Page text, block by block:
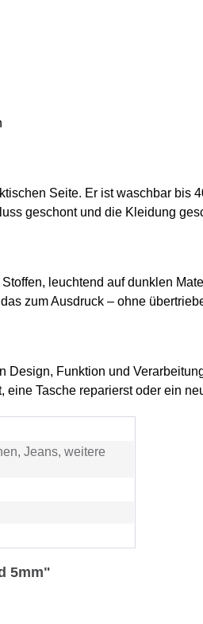
Seite. Er ist waschbar bis
geschont und die Kleidung
leuchtend auf dunklen
zum Ausdruck – ohne
Funktion und
Tasche reparierst oder ein
Jeans, weitere
5mm"